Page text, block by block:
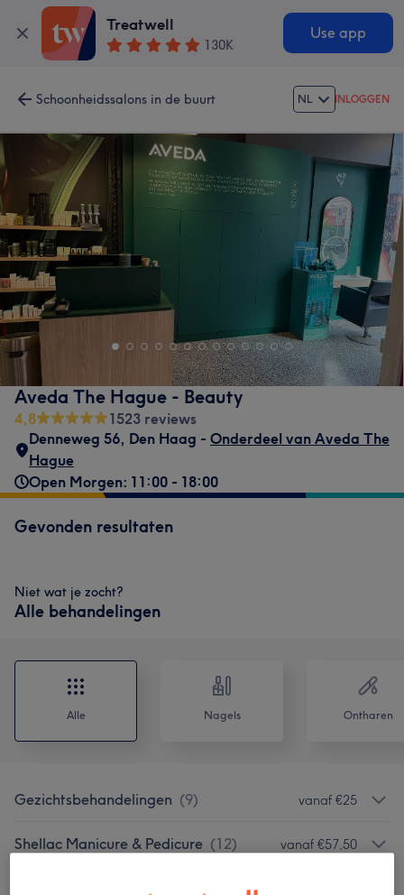
Treatwell
130K
Use app
Schoonheidssalons in de buurt NL INLOGGEN
Aveda The Hague - Beauty
4,8
1523 reviews
Denneweg 56, Den Haag - Onderdeel van Aveda The
Hague
Open Morgen: 11:00 - 18:00
Gevonden resultaten
Niet wat je zocht?
Alle behandelingen
Alle Nagels Ontharen
Gezichtsbehandelingen (9) vanaf €25
Shellac Manicure & Pedicure (12) vanaf €57,50